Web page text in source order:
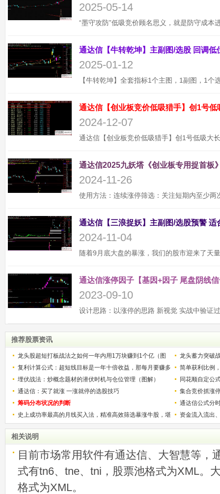
2025-05-14
2025-01-12
通达信【创业板竞价低吸猎手】创1号
2024-12-07
通达信2025九妖塔《创业板专用捉首板
2024-11-26
2024-11-04
通达信涨停因子【基因+因子 尾盘阴线
2023-09-10
推荐股票资讯
龙头股超短打板战法之如何一年内用1万块赚到1个亿（图
解）
龙头蓄力突破
的技巧（图解
复利计算公式：超短线目标是一年十倍收益，那每月要赚多
少？
简单获利比例
用
埋伏战法：炒概念题材的潜伏时机与仓位管理（图解）
同花顺自定公
通达信：买了就涨 一涨就停的选股技巧
集合竞价抓涨
筹码分布状况的判断
通达信公式分
史上成功率最高的月线买入法，精准高效筛选暴涨牛股，堪
资金流入流出
相关说明
目前市场常用软件有通达信、大智慧等，
式有tn6、tne、tni，股票池格式为XML。
格式为XML。